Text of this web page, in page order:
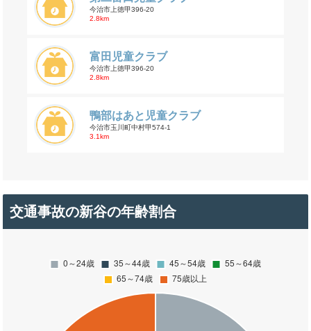
今治市上徳甲396-20
2.8km
富田児童クラブ
今治市上徳甲396-20
2.8km
鴨部はあと児童クラブ
今治市玉川町中村甲574-1
3.1km
交通事故の新谷の年齢割合